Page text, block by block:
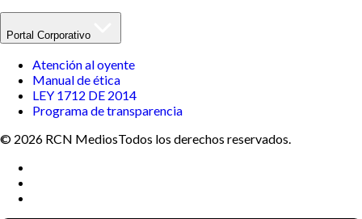
Portal Corporativo
Atención al oyente
Manual de ética
LEY 1712 DE 2014
Programa de transparencia
© 2026 RCN MediosTodos los derechos reservados.